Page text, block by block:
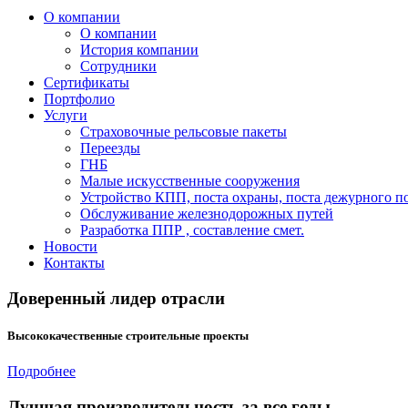
О компании
О компании
История компании
Сотрудники
Сертификаты
Портфолио
Услуги
Страховочные рельсовые пакеты
Переезды
ГНБ
Малые искусственные сооружения
Устройство КПП, поста охраны, поста дежурного
Обслуживание железнодорожных путей
Разработка ППР , составление смет.
Новости
Контакты
Доверенный лидер отрасли
Высококачественные строительные проекты
Подробнее